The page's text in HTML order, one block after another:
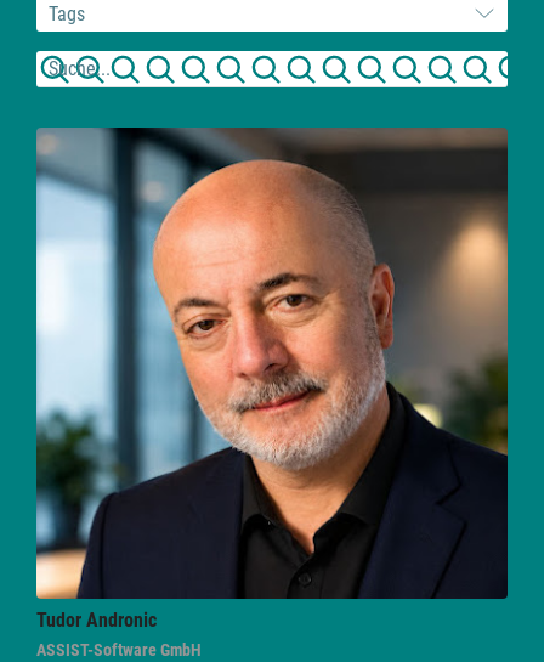
Tags
Tudor Andronic
ASSIST-Software GmbH